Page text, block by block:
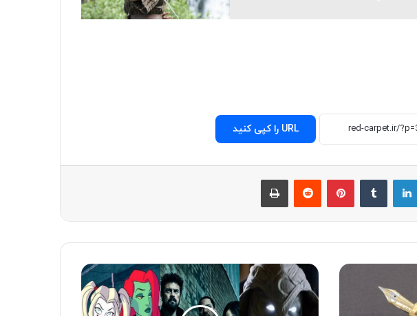
URL را کپی کنید
لینکدین پینترست ‫رددیت